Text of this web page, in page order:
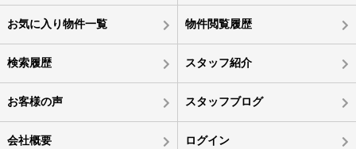
お気に入り物件一覧 物件閲覧履歴
検索履歴 スタッフ紹介
お客様の声 スタッフブログ
会社概要 ログイン